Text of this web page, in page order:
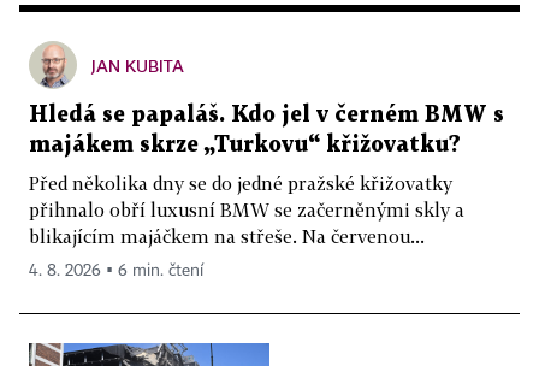
JAN KUBITA
Hledá se papaláš. Kdo jel v černém BMW s
majákem skrze „Turkovu“ křižovatku?
Před několika dny se do jedné pražské křižovatky
přihnalo obří luxusní BMW se začerněnými skly a
blikajícím majáčkem na střeše. Na červenou...
4. 8. 2026 ▪ 6 min. čtení